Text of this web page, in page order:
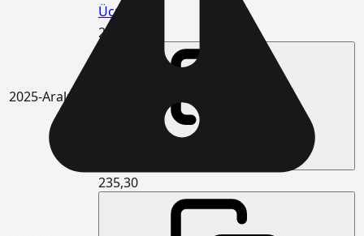
Ücretli
2025-Aralık
240,71
235,30